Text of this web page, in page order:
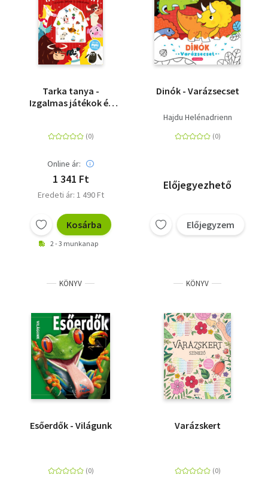
Tarka tanya -
Izgalmas játékok és
Online ár:
1 341 Ft
Eredeti ár: 1 490 Ft
Kosárba
2 - 3 munkanap
Dinók - Varázsecset
Hajdu Helénadrienn
Előjegyezhető
Előjegyzem
KÖNYV
Esőerdők - Világunk
KÖNYV
Varázskert